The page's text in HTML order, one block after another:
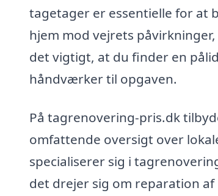
tagetager er essentielle for at
hjem mod vejrets
det vigtigt, at du finder en
håndværker til opgaven.
På tagrenovering-pris.dk
omfattende oversigt over
specialiserer sig i
det drejer sig om reparation af